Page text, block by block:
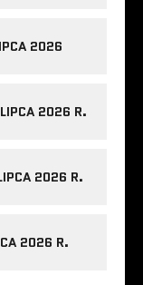
2026
2026 R.
2026 R.
2026 R.